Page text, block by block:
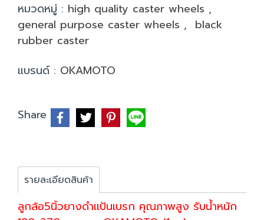
หมวดหมู่ : high quality caster wheels ,
general purpose caster wheels , black
rubber caster
แบรนด์ : OKAMOTO
Share
รายละเอียดสินค้า
ลูกล้อ5นิ้วยางดำแป้นเบรก คุณภาพสูง รับน้ำหนัก